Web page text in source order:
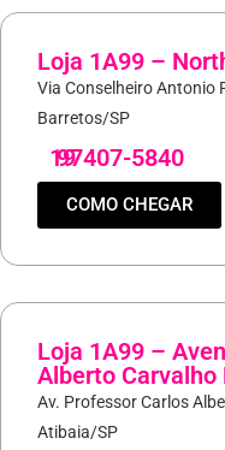
Loja 1A99 –
Via Conselheiro Antonio
Barretos/SP
19
97407-5840
COMO CHEGAR
Loja 1A99 –
Alberto Carvalho
Av. Professor Carlos
Atibaia/SP